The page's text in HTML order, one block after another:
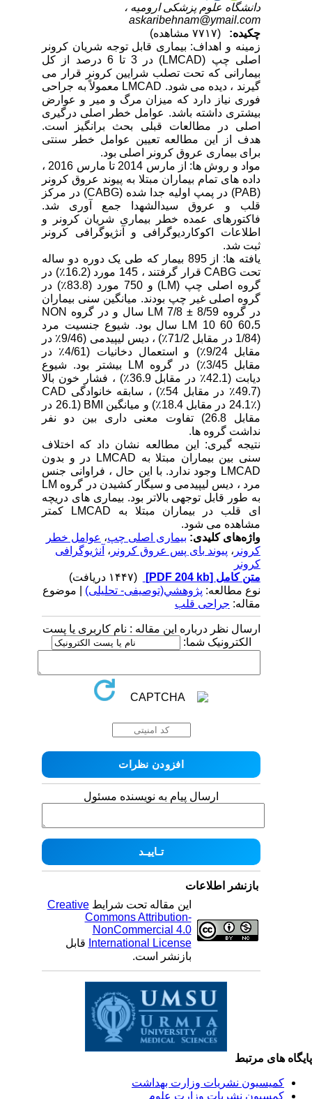
دانشگاه علوم پزشکی ارومیه ،
askaribehnam@ymail.com
چکیده:
زمینه و اهداف: بیماری قابل توجه شریان کرونر
اصلی چپ (LMCAD) در 3 تا 6 درصد از کل
بیمارانی که تحت تصلب شرایین کرونر قرار می
گیرند ، دیده می شود. LMCAD معمولاً به جراحی
فوری نیاز دارد که میزان مرگ و میر و عوارض
بیشتری داشته باشد. عوامل خطر اصلی درگیری
اصلی در مطالعات قبلی بحث برانگیز است.
هدف از این مطالعه تعیین عوامل خطر سنتی
برای بیماری عروق کرونر اصلی بود.
مواد و روش ها: از مارس 2014 تا مارس 2016 ،
داده های تمام بیماران مبتلا به پیوند عروق کرونر
(PAB) در پمپ اولیه جدا شده (CABG) در مرکز
قلب و عروق سیدالشهدا جمع آوری شد.
فاکتورهای عمده خطر بیماری شریان کرونر و
اطلاعات اکوکاردیوگرافی و آنژیوگرافی کرونر
ثبت شد.
یافته ها: از 895 بیمار که طی یک دوره دو ساله
تحت CABG قرار گرفتند ، 145 مورد (16.2٪) در
گروه اصلی چپ (LM) و 750 مورد (83.8٪) در
گروه اصلی غیر چپ بودند. میانگین سنی بیماران
در گروه LM 7/8 ± 8/59 سال و در گروه NON
LM 10 60 60،5 سال بود. شیوع جنسیت مرد
(1/84 در مقابل 71/2٪) ، دیس لیپیدمی (9/46٪ در
مقابل 9/24٪) و استعمال دخانیات (4/61٪ در
مقابل 3/45٪) در گروه LM بیشتر بود. شیوع
دیابت (42.1٪ در مقابل 36.9٪) ، فشار خون بالا
(49.7٪ در مقابل 54٪) ، سابقه خانوادگی CAD
(24.1٪ در مقابل 18.4٪) و میانگین BMI (26.1 در
مقابل 26.8) تفاوت معنی داری بین دو نفر
نداشت گروه ها.
نتیجه گیری: این مطالعه نشان داد که اختلاف
سنی بین بیماران مبتلا به LMCAD در و بدون
LMCAD وجود ندارد. با این حال ، فراوانی جنس
مرد ، دیس لیپیدمی و سیگار کشیدن در گروه LM
به طور قابل توجهی بالاتر بود. بیماری های دریچه
ای قلب در بیماران مبتلا به LMCAD کمتر
مشاهده می شود.
واژه‌های کلیدی:بیماری اصلی چپ،عوامل خطر
کرونر، پیوند بای پس عروق کرونر، آنژیوگرافی
کرونر
متن کامل[PDF 204 kb]
نوع مطالعه:پژوهشي(توصیفی- تحلیلی) | موضوع
مقاله:جراحی قلب
ارسال نظر درباره این مقاله : نام کاربری یا پست
الکترونیک شما:
ارسال پیام به نویسنده مسئول
بازنشر اطلاعات
این مقاله تحت شرایطCreative
Commons Attribution-
NonCommercial 4.0
International Licenseقابل
بازنشر است.
های مرتبط
کمیسیون نشریات وزارت بهداشت
کمسیون نشریات وزارت علوم